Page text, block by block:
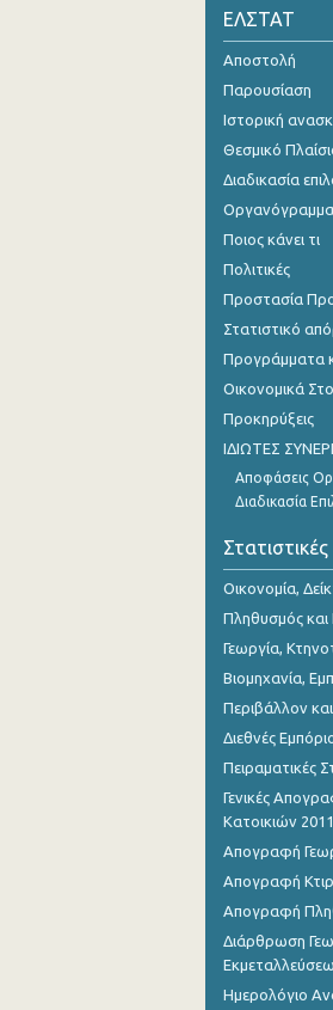
Μαΐου
ΕΛΣΤΑΤ
Αποστολή
Παρουσίαση
Ιστορική
Θεσμικό
Διαδικασία
Οργανόγραμμα
Ποιος κάνει τι
Πολιτικές
Προστασία
Στατιστικό
Προγράμματα
Οικονομικά
Προκηρύξεις
ΙΔΙΩΤΕΣ
Αποφάσεις
Διαδικασία
Στατιστικές
Οικονομία,
Πληθυσμός και
Γεωργία,
Βιομηχανία,
Περιβάλλον
Διεθνές
Πειραματικές
Γενικές
Κατοικιών 2011
Απογραφή
Απογραφή
Απογραφή
Διάρθρωση
Ημερολόγιο